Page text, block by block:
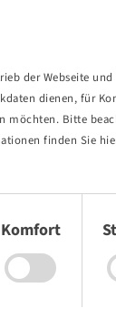
der Webseite
dienen, für
möchten. Bitte
finden Sie
Komfort
nicht mehr